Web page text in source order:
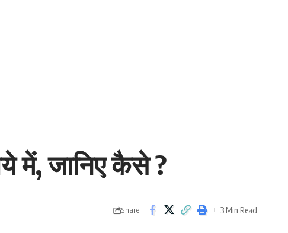
में, जानिए कैसे ?
Share 3 Min Read